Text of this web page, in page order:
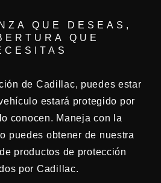
QUE DESEAS,
QUE
de Cadillac, puedes estar
estará protegido por
conocen. Maneja con la
puedes obtener de nuestra
productos de protección
por Cadillac.